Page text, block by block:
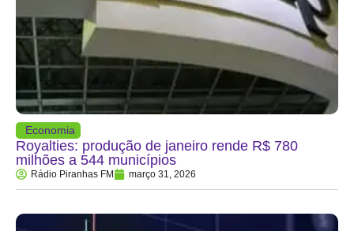
Economia
Royalties: produção de janeiro rende R$ 780
milhões a 544 municípios
Rádio Piranhas FM março 31, 2026